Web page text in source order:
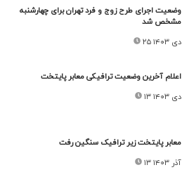
وضعیت اجرای طرح زوج و فرد تهران برای چهارشنبه
مشخص شد
۲۵ دی ۱۴۰۳
اعلام آخرین وضعیت ترافیکی معابر پایتخت
۱۳ دی ۱۴۰۳
معابر پایتخت زیر ترافیک سنگین رفت
۱۳ آذر ۱۴۰۳